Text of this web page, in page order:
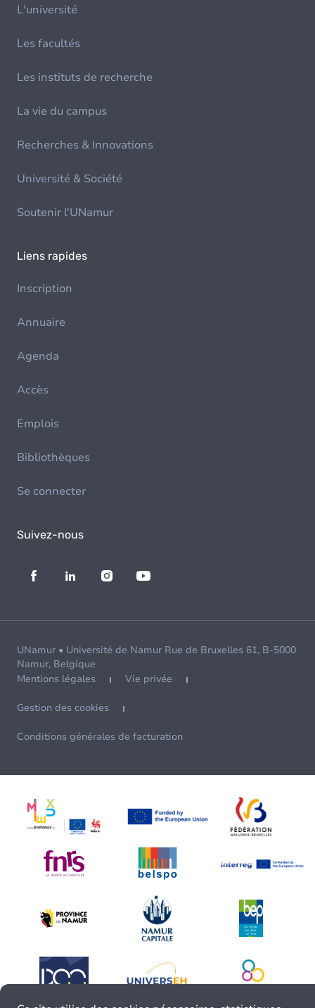
L'université
Les facultés
Les instituts de recherche
La vie du campus
Recherches & Innovations
Université & Société
Soutenir l'UNamur
Liens rapides
Inscription
Annuaire
Agenda
Accès
Emplois
Bibliothèques
Se connecter
Suivez-nous
UNamur • Université de Namur Rue de Bruxelles 61, B-5000
Namur, Belgique
Mentions légales
Vie privée
Gestion des cookies
Conditions générales de facturation